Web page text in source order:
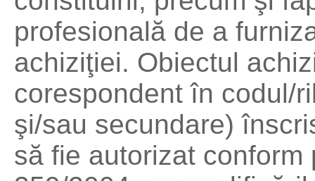
profesională de a
achiziţiei. Obiectul
corespondent în codul/
şi/sau secundare)
să fie autorizat